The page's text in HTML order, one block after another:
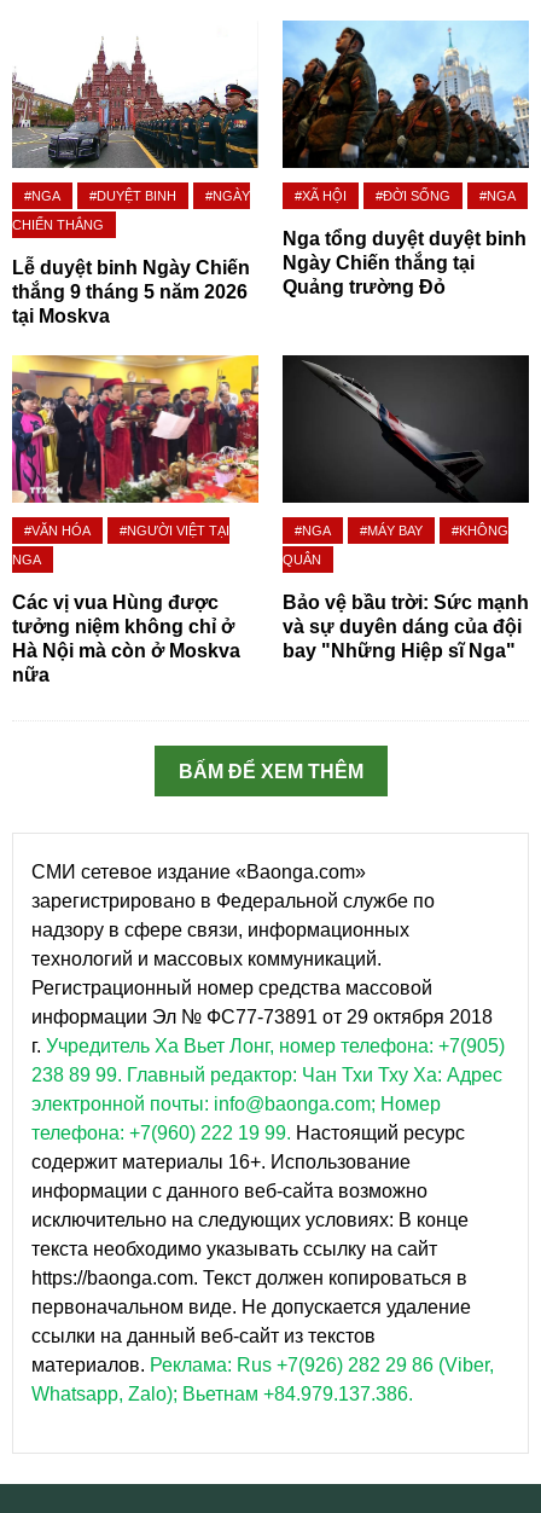
#NGA #DUYỆT BINH
#NGÀY
CHIẾN THẮNG
Lễ duyệt binh Ngày Chiến
thắng 9 tháng 5 năm 2026
tại Moskva
#XÃ HỘI #ĐỜI SỐNG #NGA
Nga tổng duyệt duyệt binh
Ngày Chiến thắng tại
Quảng trường Đỏ
#VĂN HÓA
#NGƯỜI VIỆT TẠI
NGA
Các vị vua Hùng được
tưởng niệm không chỉ ở
Hà Nội mà còn ở Moskva
nữa
#NGA #MÁY BAY
#KHÔNG
QUÂN
Bảo vệ bầu trời: Sức mạnh
và sự duyên dáng của đội
bay "Những Hiệp sĩ Nga"
BẤM ĐỂ XEM THÊM
СМИ сетевое издание «Baonga.com»
зарегистрировано в Федеральной службе по
надзору в сфере связи, информационных
технологий и массовых коммуникаций.
Регистрационный номер средства массовой
информации Эл № ФС77-73891 от 29 октября 2018
г. Учредитель Ха Вьет Лонг, номер телефона: +7(905)
238 89 99. Главный редактор: Чан Тхи Тху Ха: Адрес
электронной почты: info@baonga.com; Номер
телефона: +7(960) 222 19 99. Настоящий ресурс
содержит материалы 16+. Использование
информации с данного веб-сайта возможно
исключительно на следующих условиях: В конце
текста необходимо указывать ссылку на сайт
https://baonga.com. Текст должен копироваться в
первоначальном виде. Не допускается удаление
ссылки на данный веб-сайт из текстов
материалов. Реклама: Rus +7(926) 282 29 86 (Viber,
Whatsapp, Zalo); Вьетнам +84.979.137.386.